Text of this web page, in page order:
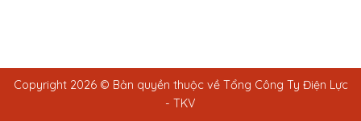
Copyright 2026 © Bản quyền thuộc về Tổng Công Ty Điện Lực
- TKV